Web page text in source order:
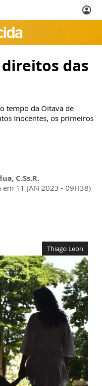
das
tempo da Oitava de
Inocentes, os primeiros
C.Ss.R.
11 JAN 2023 - 09H38)
Thiago Leon